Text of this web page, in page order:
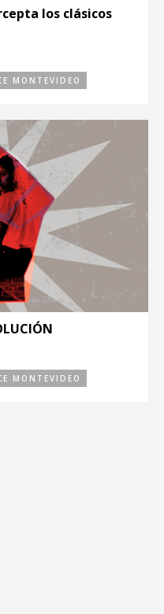
los clásicos
MONTEVIDEO
MONTEVIDEO